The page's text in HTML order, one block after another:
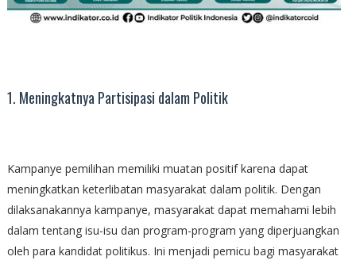
1. Meningkatnya Partisipasi dalam Politik
Kampanye pemilihan memiliki muatan positif karena dapat
meningkatkan keterlibatan masyarakat dalam politik. Dengan
dilaksanakannya kampanye, masyarakat dapat memahami lebih
dalam tentang isu-isu dan program-program yang diperjuangkan
oleh para kandidat politikus. Ini menjadi pemicu bagi masyarakat